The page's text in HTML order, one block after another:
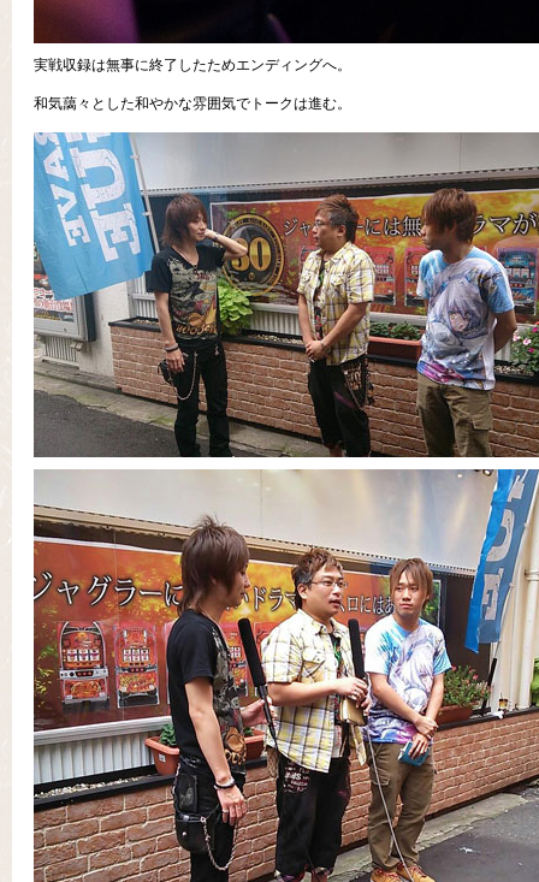
実戦収録は無事に終了したためエンディングへ。
和気藹々とした和やかな雰囲気でトークは進む。